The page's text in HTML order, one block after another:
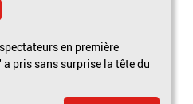
en première
pris sans surprise la tête du